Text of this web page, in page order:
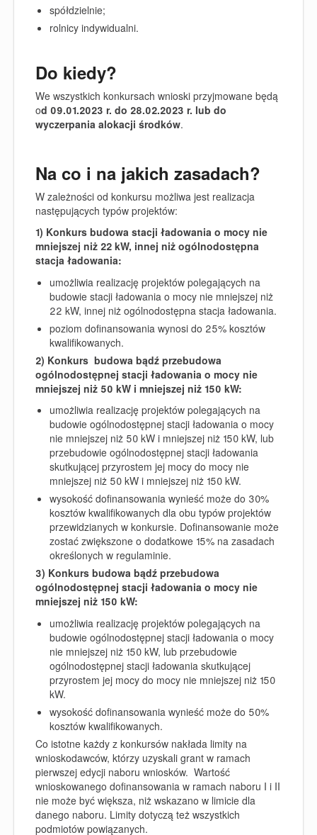
spółdzielnie;
rolnicy indywidualni.
Do kiedy?
We wszystkich konkursach wnioski przyjmowane będą
od 09.01.2023 r. do 28.02.2023 r. lub do
wyczerpania alokacji środków.
Na co i na jakich zasadach?
W zależności od konkursu możliwa jest realizacja
następujących typów projektów:
1) Konkurs budowa stacji ładowania o mocy nie
mniejszej niż 22 kW, innej niż ogólnodostępna
stacja ładowania:
umożliwia realizację projektów polegających na
budowie stacji ładowania o mocy nie mniejszej niż
22 kW, innej niż ogólnodostępna stacja ładowania.
poziom dofinansowania wynosi do 25% kosztów
kwalifikowanych.
2) Konkurs budowa bądź przebudowa
ogólnodostępnej stacji ładowania o mocy nie
mniejszej niż 50 kW i mniejszej niż 150 kW:
umożliwia realizację projektów polegających na
budowie ogólnodostępnej stacji ładowania o mocy
nie mniejszej niż 50 kW i mniejszej niż 150 kW, lub
przebudowie ogólnodostępnej stacji ładowania
skutkującej przyrostem jej mocy do mocy nie
mniejszej niż 50 kW i mniejszej niż 150 kW.
wysokość dofinansowania wynieść może do 30%
kosztów kwalifikowanych dla obu typów projektów
przewidzianych w konkursie. Dofinansowanie może
zostać zwiększone o dodatkowe 15% na zasadach
określonych w regulaminie.
3) Konkurs budowa bądź przebudowa
ogólnodostępnej stacji ładowania o mocy nie
mniejszej niż 150 kW:
umożliwia realizację projektów polegających na
budowie ogólnodostępnej stacji ładowania o mocy
nie mniejszej niż 150 kW, lub przebudowie
ogólnodostępnej stacji ładowania skutkującej
przyrostem jej mocy do mocy nie mniejszej niż 150
kW.
wysokość dofinansowania wynieść może do 50%
kosztów kwalifikowanych.
Co istotne każdy z konkursów nakłada limity na
wnioskodawców, którzy uzyskali grant w ramach
pierwszej edycji naboru wniosków. Wartość
wnioskowanego dofinansowania w ramach naboru I i II
nie może być większa, niż wskazano w limicie dla
danego naboru. Limity dotyczą też wszystkich
podmiotów powiązanych.